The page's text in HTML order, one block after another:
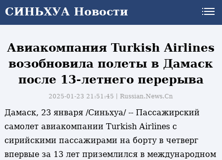
СИНЬХУА Новости
СИНЬХУА Новости
Авиакомпания Turkish Airlines
возобновила полеты в Дамаск
после 13-летнего перерыва
2025-01-23 21:51:45丨Russian.News.Cn
Дамаск, 23 января /Синьхуа/ -- Пассажирский
самолет авиакомпании Turkish Airlines с
сирийскими пассажирами на борту в четверг
впервые за 13 лет приземлился в международном